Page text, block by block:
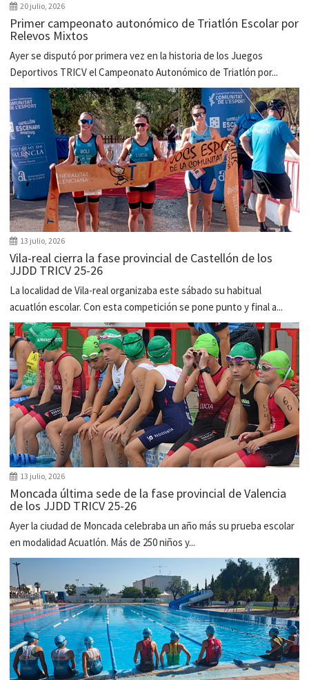
20 julio, 2026
Primer campeonato autonómico de Triatlón Escolar por
Relevos Mixtos
Ayer se disputó por primera vez en la historia de los Juegos
Deportivos TRICV el Campeonato Autonómico de Triatlón por...
13 julio, 2026
Vila-real cierra la fase provincial de Castellón de los
JJDD TRICV 25-26
La localidad de Vila-real organizaba este sábado su habitual
acuatlón escolar. Con esta competición se pone punto y final a...
13 julio, 2026
Moncada última sede de la fase provincial de Valencia
de los JJDD TRICV 25-26
Ayer la ciudad de Moncada celebraba un año más su prueba escolar
en modalidad Acuatlón. Más de 250 niños y...